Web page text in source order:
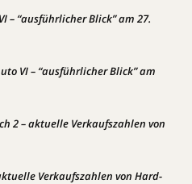
– “ausführlicher Blick” am 27.
VI – “ausführlicher Blick” am
2 – aktuelle Verkaufszahlen von
Verkaufszahlen von Hard-